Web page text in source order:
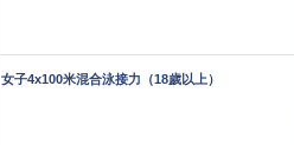
女子4x100米混合泳接力（18歲以上）